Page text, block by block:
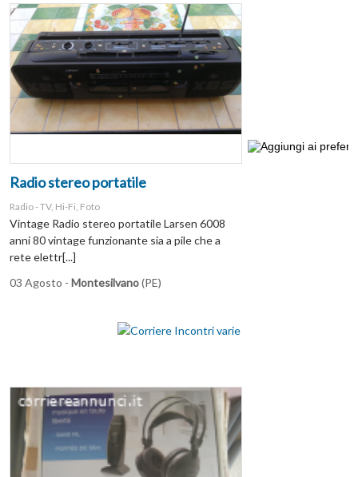
Radio stereo portatile
Radio - TV, Hi-Fi, Foto
Vintage Radio stereo portatile Larsen 6008
anni 80 vintage funzionante sia a pile che a
rete elettr[...]
03 Agosto - Montesilvano(PE)